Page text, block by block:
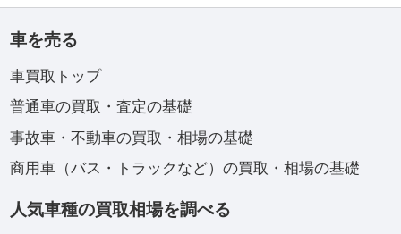
車を売る
車買取トップ
普通車の買取・査定の基礎
事故車・不動車の買取・相場の基礎
商用車（バス・トラックなど）の買取・相場の基礎
人気車種の買取相場を調べる